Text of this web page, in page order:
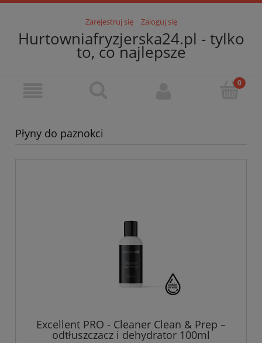
Zarejestruj się Zaloguj się
Hurtowniafryzjerska24.pl - tylko
to, co najlepsze
Płyny do paznokci
Excellent PRO - Cleaner Clean & Prep –
odtłuszczacz i dehydrator 100ml